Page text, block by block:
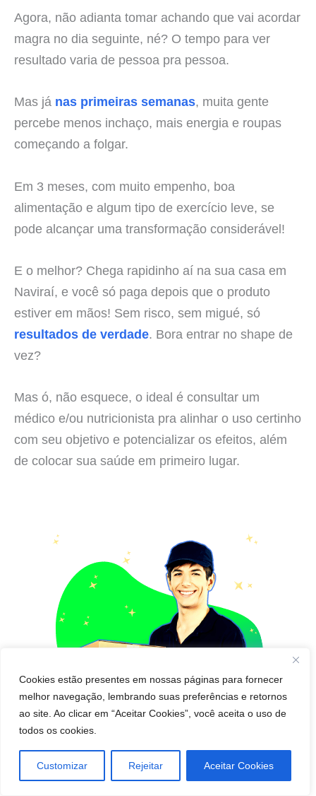
Cookies estão presentes em nossas páginas para fornecer
melhor navegação, lembrando suas preferências e retornos
ao site. Ao clicar em “Aceitar Cookies”, você aceita o uso de
todos os cookies.
Customizar Rejeitar Aceitar Cookies
Agora, não adianta tomar achando que vai acordar
magra no dia seguinte, né? O tempo para ver
resultado varia de pessoa pra pessoa.
Mas já nas primeiras semanas, muita gente
percebe menos inchaço, mais energia e roupas
começando a folgar.
Em 3 meses, com muito empenho, boa
alimentação e algum tipo de exercício leve, se
pode alcançar uma transformação considerável!
E o melhor? Chega rapidinho aí na sua casa em
Naviraí, e você só paga depois que o produto
estiver em mãos! Sem risco, sem migué, só
resultados de verdade. Bora entrar no shape de
vez?
Mas ó, não esquece, o ideal é consultar um
médico e/ou nutricionista pra alinhar o uso certinho
com seu objetivo e potencializar os efeitos, além
de colocar sua saúde em primeiro lugar.
Pedido de cápsula para emagrecer para Entregar